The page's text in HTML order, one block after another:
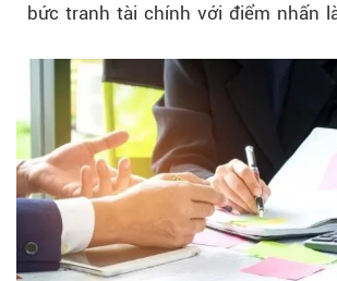
bức tranh tài chính với điểm nhấn